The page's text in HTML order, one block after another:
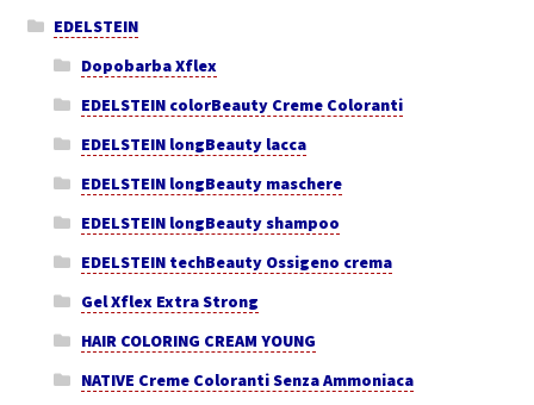
EDELSTEIN
Dopobarba Xflex
EDELSTEIN colorBeauty Creme Coloranti
EDELSTEIN longBeauty lacca
EDELSTEIN longBeauty maschere
EDELSTEIN longBeauty shampoo
EDELSTEIN techBeauty Ossigeno crema
Gel Xflex Extra Strong
HAIR COLORING CREAM YOUNG
NATIVE Creme Coloranti Senza Ammoniaca